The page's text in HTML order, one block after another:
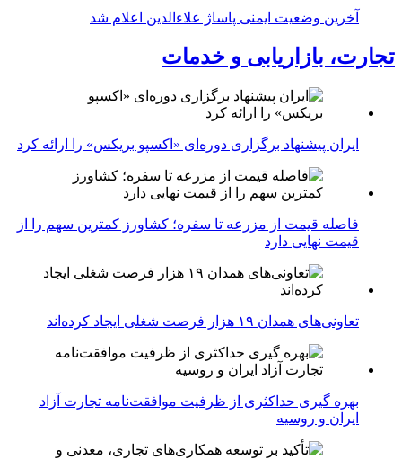
آخرین وضعیت ایمنی پاساژ علاءالدین اعلام شد
تجارت، بازاریابی و خدمات
ایران پیشنهاد برگزاری دوره‌ای «اکسپو بریکس» را ارائه کرد
فاصله قیمت از مزرعه تا سفره؛ کشاورز کمترین سهم را از
قیمت نهایی دارد
تعاونی‌های همدان ۱۹ هزار فرصت شغلی ایجاد کرده‌اند
بهره گیری حداکثری از ظرفیت موافقت‌نامه تجارت آزاد
ایران و روسیه